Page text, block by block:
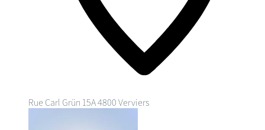
Rue Carl Grün 15A4800 Verviers